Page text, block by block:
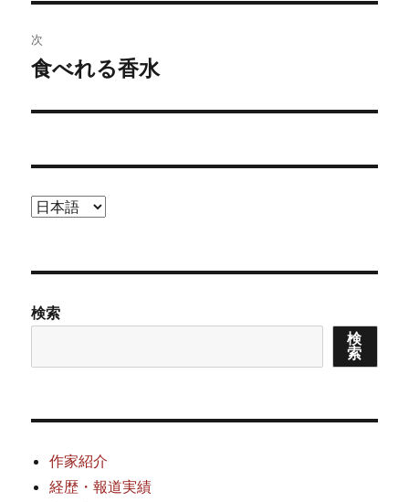
ビ
ゲ
ー
ン
投
稿:
次
次
投
食べれる香水
言
択
検索
検
索
作家紹介
経歴・報道実績